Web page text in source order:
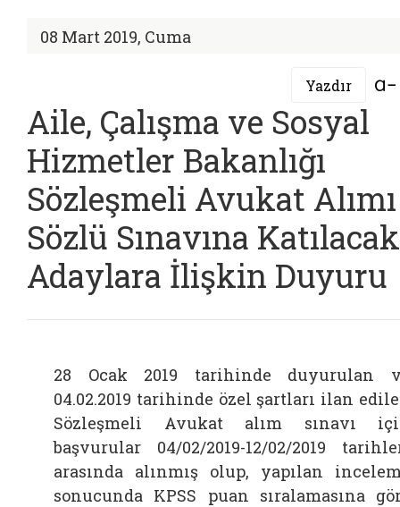
08 Mart 2019, Cuma
Yazdır
Aile, Çalışma ve Sosyal
Hizmetler Bakanlığı
Sözleşmeli Avukat Alımı
Sözlü Sınavına Katılacak
Adaylara İlişkin Duyuru
28 Ocak 2019 tarihinde duyurulan
04.02.2019 tarihinde özel şartları ilan
Sözleşmeli Avukat alım sınavı
başvurular 04/02/2019-12/02/2019
arasında alınmış olup, yapılan
sonucunda KPSS puan sıralamasına